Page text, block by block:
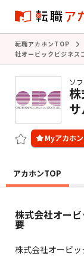
転職アカホンTOP
社オービックビジネス
ソ
アカホンTOP
株式会社オー
要
株式会社オービ